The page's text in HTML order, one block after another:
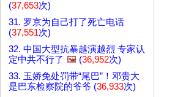
(37,653次)
31. 罗京为自己打了死亡电话
(37,551次)
32. 中国大型抗暴越演越烈 专家认
定中共不行了 🖼️ (36,952次)
33. 玉娇免处罚带“尾巴”！邓贵大
是巴东检察院的爷爷 (36,933次)